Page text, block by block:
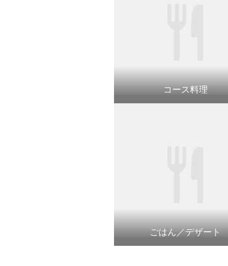
コース料理
ごはん／デザート